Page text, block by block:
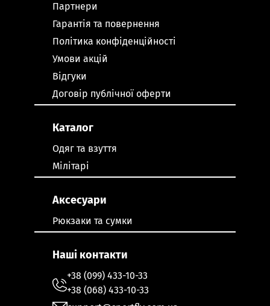
Партнери
Гарантія та повернення
Політика конфіденційності
Умови акцій
Відгуки
Договір публічної оферти
Каталог
Одяг та взуття
Мілітарі
Аксесуари
Рюкзаки та сумки
Наші контакти
+38 (099) 433-10-33
+38 (068) 433-10-33